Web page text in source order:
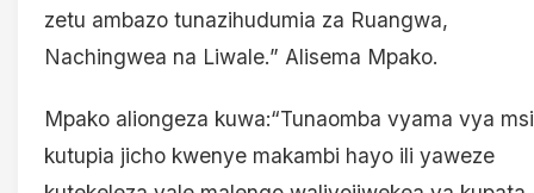
zetu ambazo tunazihudumia za Ruangwa,
Nachingwea na Liwale.” Alisema Mpako.
Mpako aliongeza kuwa:“Tunaomba vyama vya
kutupia jicho kwenye makambi hayo ili yaweze